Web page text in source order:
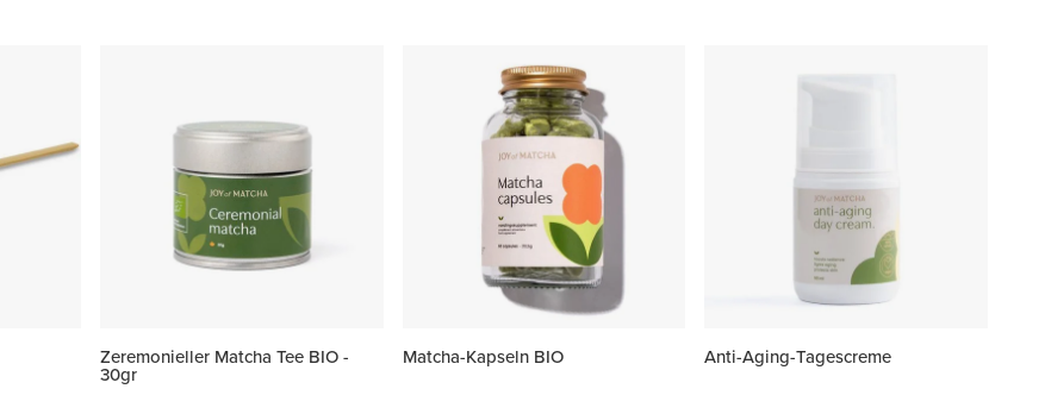
Zeremonieller Matcha Tee BIO -
30gr
Matcha-Kapseln BIO Anti-Aging-Tagescreme